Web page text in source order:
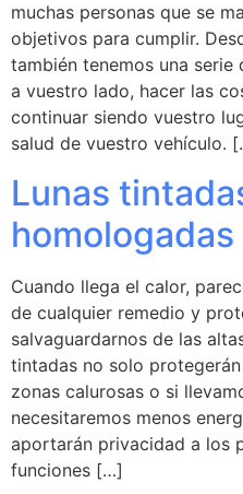
muchas personas que se
objetivos para cumplir.
también tenemos una
a vuestro lado, hacer las
continuar siendo vuestro
salud de vuestro vehículo.
Lunas
homologadas
Cuando llega el calor,
de cualquier remedio y
salvaguardarnos de las
tintadas no solo
zonas calurosas o si
necesitaremos menos
aportarán privacidad a los
funciones […]